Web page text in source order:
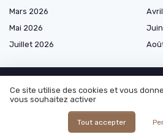
Mars 2026
Mai 2026
Juillet 2026
Shopping
Ce site utilise des cookies et vous
vous souhaitez activer
Tout accepter